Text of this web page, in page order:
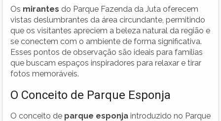
Os mirantes do Parque Fazenda da Juta oferecem
vistas deslumbrantes da área circundante, permitindo
que os visitantes apreciem a beleza natural da região e
se conectem com o ambiente de forma significativa.
Esses pontos de observação são ideais para famílias
que buscam espaços inspiradores para relaxar e tirar
fotos memoráveis.
O Conceito de Parque Esponja
O conceito de parque esponja introduzido no Parque